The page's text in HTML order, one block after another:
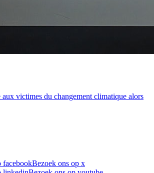
victimes du changement climatique alors
facebookBezoek ons op x